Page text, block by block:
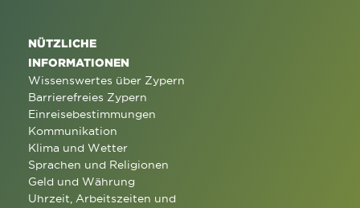
NÜTZLICHE
INFORMATIONEN
Wissenswertes über Zypern
Barrierefreies Zypern
Einreisebestimmungen
Kommunikation
Klima und Wetter
Sprachen und Religionen
Geld und Währung
Uhrzeit, Arbeitszeiten und